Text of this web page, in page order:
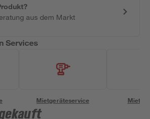
aus dem Markt
Services
Mietgeräteservice